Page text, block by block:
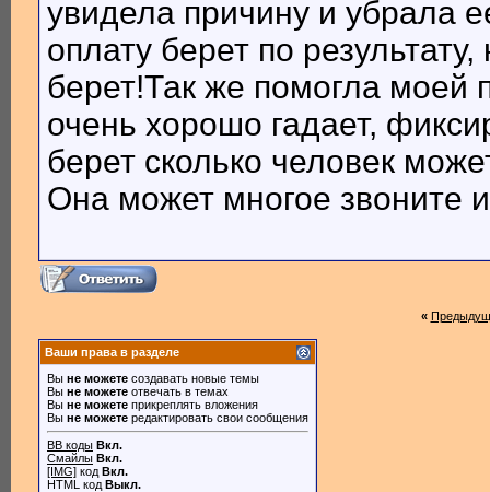
увидела причину и убрала
оплату берет по
берет!Так же помогла моей
очень хорошо гадает,
берет сколько человек
Она может многое звоните
«
Ваши права в разделе
Вы не можете создавать новые темы
Вы не можете отвечать в темах
Вы не можете прикреплять вложения
Вы не можете редактировать свои сообщения
BB коды Вкл.
Смайлы Вкл.
[IMG] код Вкл.
HTML код Выкл.